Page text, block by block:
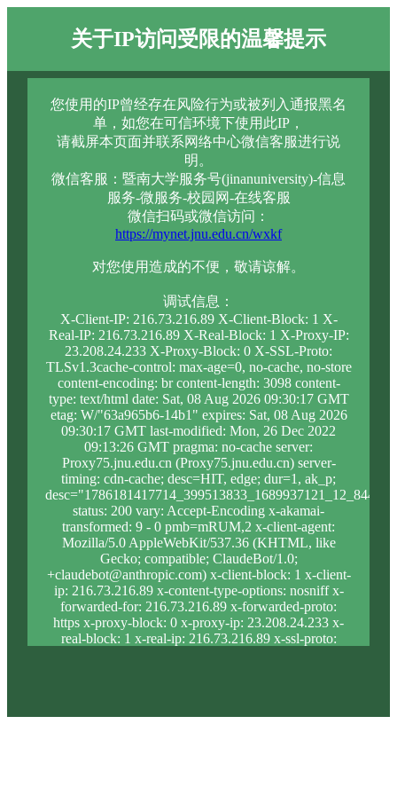
关于IP访问受限的温馨提示
您使用的IP曾经存在风险行为或被列入通报黑名
单，如您在可信环境下使用此IP，
请截屏本页面并联系网络中心微信客服进行说
明。
微信客服：暨南大学服务号(jinanuniversity)-信息
服务-微服务-校园网-在线客服
微信扫码或微信访问：
https://mynet.jnu.edu.cn/wxkf
对您使用造成的不便，敬请谅解。
调试信息：
X-Client-IP: 216.73.216.89 X-Client-Block: 1 X-
Real-IP: 216.73.216.89 X-Real-Block: 1 X-Proxy-IP:
23.208.24.233 X-Proxy-Block: 0 X-SSL-Proto:
TLSv1.3cache-control: max-age=0, no-cache, no-store
content-encoding: br content-length: 3098 content-
type: text/html date: Sat, 08 Aug 2026 09:30:17 GMT
etag: W/"63a965b6-14b1" expires: Sat, 08 Aug 2026
09:30:17 GMT last-modified: Mon, 26 Dec 2022
09:13:26 GMT pragma: no-cache server:
Proxy75.jnu.edu.cn (Proxy75.jnu.edu.cn) server-
timing: cdn-cache; desc=HIT, edge; dur=1, ak_p;
status: 200 vary: Accept-Encoding x-akamai-
transformed: 9 - 0 pmb=mRUM,2 x-client-agent:
Mozilla/5.0 AppleWebKit/537.36 (KHTML, like
Gecko; compatible; ClaudeBot/1.0;
+claudebot@anthropic.com) x-client-block: 1 x-client-
ip: 216.73.216.89 x-content-type-options: nosniff x-
forwarded-for: 216.73.216.89 x-forwarded-proto:
https x-proxy-block: 0 x-proxy-ip: 23.208.24.233 x-
real-block: 1 x-real-ip: 216.73.216.89 x-ssl-proto: